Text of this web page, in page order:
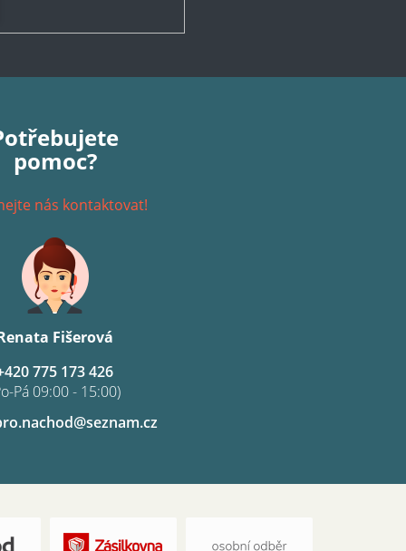
pomoc?
nás kontaktovat!
Fišerová
775 173 426
Pá 09:00 - 15:00)